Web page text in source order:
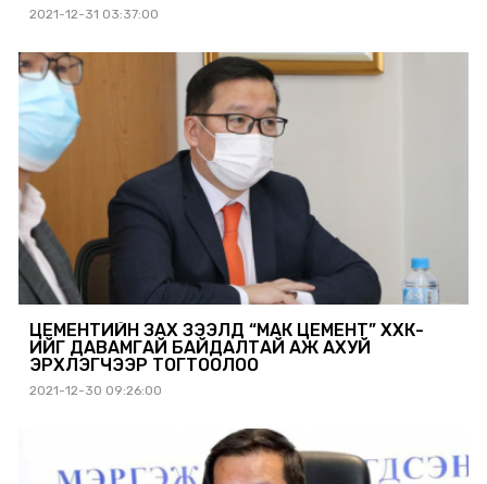
2021-12-31 03:37:00
ЦЕМЕНТИЙН ЗАХ ЗЭЭЛД “МАК ЦЕМЕНТ” ХХК-
ИЙГ ДАВАМГАЙ БАЙДАЛТАЙ АЖ АХУЙ
ЭРХЛЭГЧЭЭР ТОГТООЛОО
2021-12-30 09:26:00